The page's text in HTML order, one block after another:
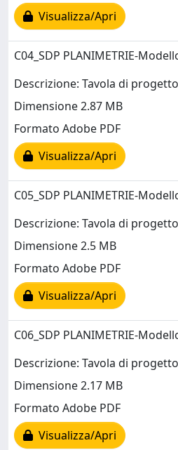
Visualizza/Apri
C04_SDP PLANIMETRIE-
Descrizione: Tavola di
Dimensione 2.87 MB
Formato Adobe PDF
Visualizza/Apri
C05_SDP PLANIMETRIE-
Descrizione: Tavola di
Dimensione 2.5 MB
Formato Adobe PDF
Visualizza/Apri
C06_SDP PLANIMETRIE-
Descrizione: Tavola di
Dimensione 2.17 MB
Formato Adobe PDF
Visualizza/Apri